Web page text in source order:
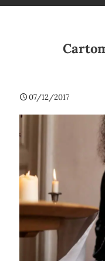
07/12/2017